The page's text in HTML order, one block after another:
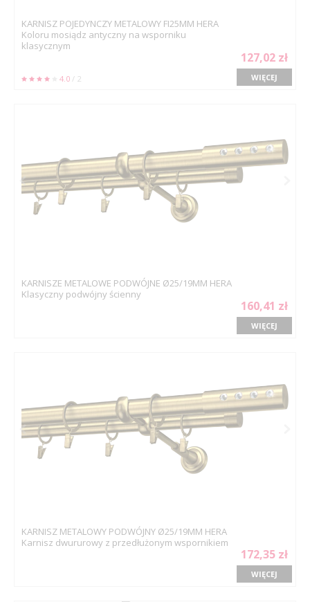
KARNISZ POJEDYNCZY METALOWY FI25MM HERA
Koloru mosiądz antyczny na wsporniku
klasycznym
4.0 / 2
127,02 zł
WIĘCEJ
KARNISZE METALOWE PODWÓJNE Ø25/19MM HERA
Klasyczny podwójny ścienny
160,41 zł
WIĘCEJ
KARNISZ METALOWY PODWÓJNY Ø25/19MM HERA
Karnisz dwururowy z przedłużonym wspornikiem
172,35 zł
WIĘCEJ